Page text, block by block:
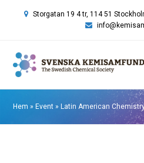
Storgatan 19 4 tr, 114 51
Hem » Event » Latin American